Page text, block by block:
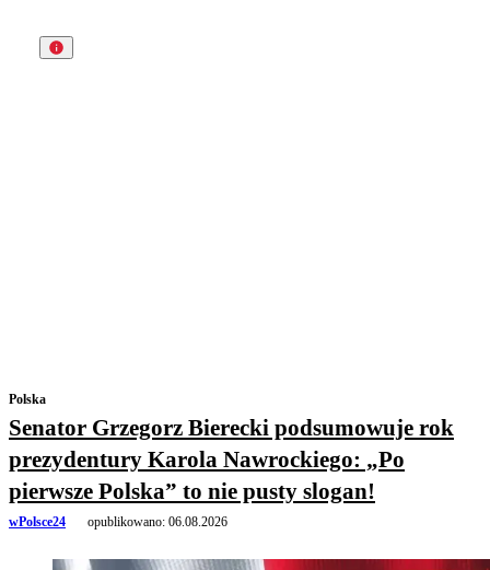
Polska
Senator Grzegorz Bierecki podsumowuje rok
prezydentury Karola Nawrockiego: „Po
pierwsze Polska” to nie pusty slogan!
wPolsce24 opublikowano: 06.08.2026